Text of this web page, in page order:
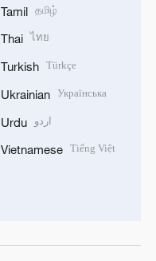
Tamil தமிழ்
Thai ไทย
Turkish Türkçe
Ukrainian Українська
Urdu اردو
Vietnamese Tiếng Việt